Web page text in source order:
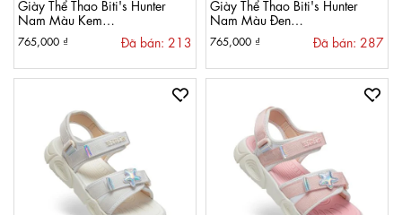
Giày Thể Thao Biti's Hunter
Nam Màu Kem
765,000 ₫ Đã bán: 213
Giày Thể Thao Biti's Hunter
Nam Màu Đen
765,000 ₫ Đã bán: 287